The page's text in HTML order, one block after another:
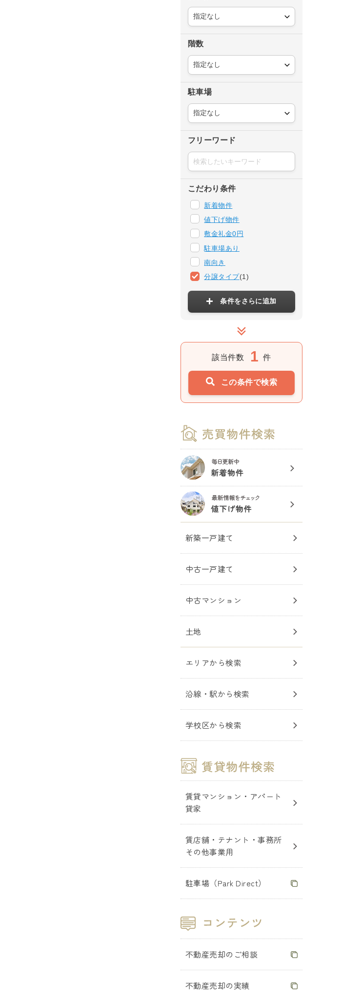
階数
駐車場
フリーワード
こだわり条件
新着物件
値下げ物件
敷金礼金0円
駐車場あり
南向き
分譲タイプ(1)
条件をさらに追加
該当件数 1 件
この条件で検索
新築一戸建て
中古一戸建て
中古マンション
土地
エリアから検索
沿線・駅から検索
学校区から検索
賃貸マンション・アパート
貸家
賃店舗・テナント・事務所
その他事業用
駐車場（Park Direct）
不動産売却のご相談
不動産売却の実績